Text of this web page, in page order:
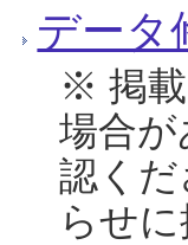
データ
※ 掲
場合
認く
らせに